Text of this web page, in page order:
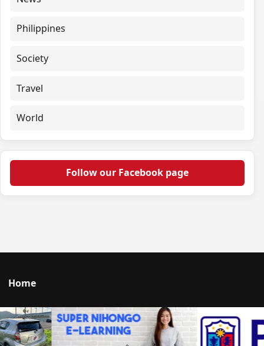
Philippines
Society
Travel
World
Follow our Facebook page
Home
Talk to us
© 2026 Portal Japan. All rights reserved.